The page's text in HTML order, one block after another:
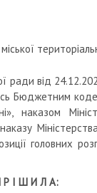
ради від
Бюджетним
наказом
головних
Р І Ш И Л А: